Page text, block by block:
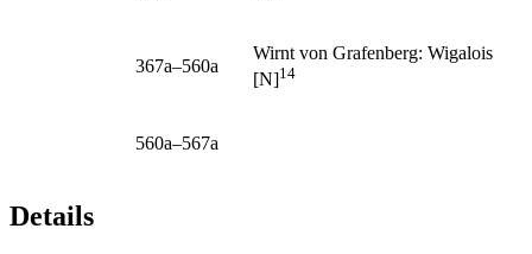
367a–560a
Wirnt von Grafenberg: Wigalois
[N]‌14
560a–567a
Details